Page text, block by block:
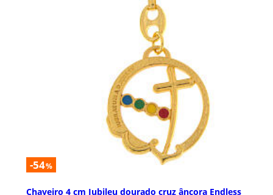
-54%
Chaveiro 4 cm Jubileu dourado cruz âncora Endless